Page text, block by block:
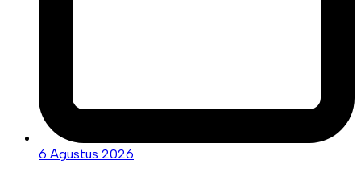
6 Agustus 2026